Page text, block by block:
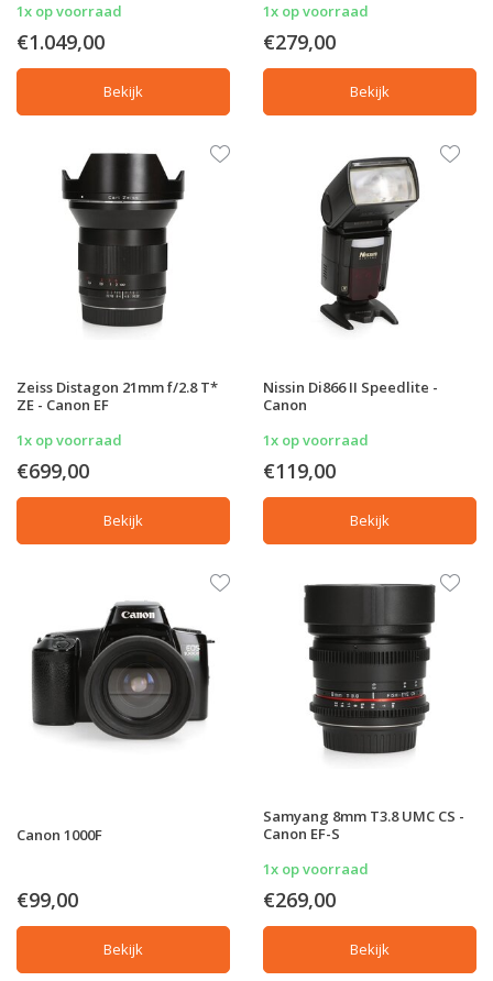
1x op voorraad
€1.049,00
Bekijk
1x op voorraad
€279,00
Bekijk
Zeiss Distagon 21mm f/2.8 T*
ZE - Canon EF
1x op voorraad
€699,00
Bekijk
Nissin Di866 II Speedlite -
Canon
1x op voorraad
€119,00
Bekijk
Canon 1000F
€99,00
Bekijk
Samyang 8mm T3.8 UMC CS -
Canon EF-S
1x op voorraad
€269,00
Bekijk